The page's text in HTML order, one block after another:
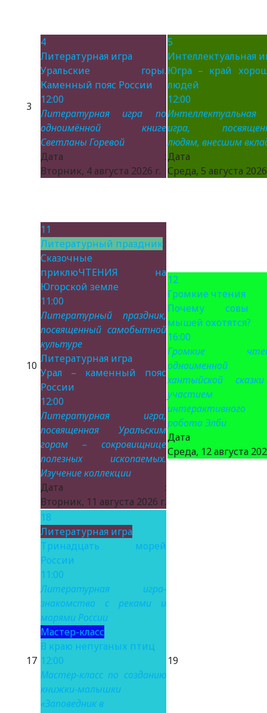
3
4
Литературная игра
Уральские горы.
Каменный пояс России
12:00
Литературная игра по
одноимённой книге
Светланы Горевой
Дата :
Вторник, 4 августа 2026 г.
5
Интеллектуальная
Югра – край
людей
12:00
Интеллектуальная
игра,
людям, внесшим
Дата
Среда, 5 августа
10
11
Литературный праздник
Сказочные
приклюЧТЕНИЯ на
Югорской земле
11:00
Литературный праздник,
посвященный самобытной
культуре
Литературная игра
Урал – каменный пояс
России
12:00
Литературная игра,
посвященная Уральским
горам – сокровищнице
полезных ископаемых.
Изучение коллекции
Дата :
Вторник, 11 августа 2026 г.
12
Громкие чтения
Почему совы
мышей охотятся?
16:00
Громкие
одноименной
хантыйской
участием
интерактивного
робота Элби
Дата
Среда, 12 августа
17
18
Литературная игра
Тринадцать морей
России
11:00
Литературная игра-
знакомство с реками и
морями России
Мастер-класс
В краю непуганых птиц
12:00
Мастер-класс по созданию
книжки-малышки
«Заповедник в
19